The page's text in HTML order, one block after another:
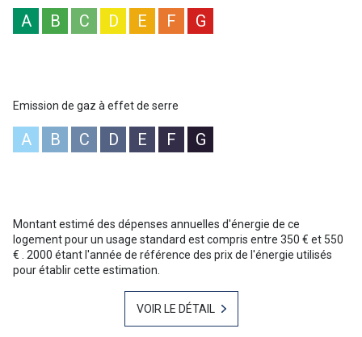
cabine et d'une salle d'eau avec WC.
Le jardin privatif d'environ 20m2 vous permettra de profiter du
Lavandou : NoRSAC 344 368 931
disponibles sur le site Géorisques :www.georisques.gouv.fr
A B C D E F G
Emission de gaz à effet de serre
A B C D E F G
Montant estimé des dépenses annuelles d'énergie de ce
logement pour un usage standard est compris entre 350 € et 550
€ . 2000 étant l'année de référence des prix de l'énergie utilisés
pour établir cette estimation.
VOIR LE DÉTAIL